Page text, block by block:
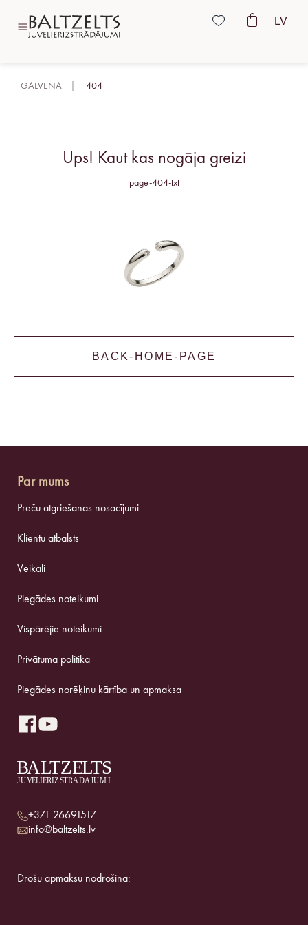
LV
GALVENA 404
Ups! Kaut kas nogāja greizi
page-404-txt
BACK-HOME-PAGE
Par mums
Preču atgriešanas nosacījumi
Klientu atbalsts
Veikali
Piegādes noteikumi
Vispārējie noteikumi
Privātuma politika
Piegādes norēķinu kārtība un apmaksa
+371 26691517
info@baltzelts.lv
Drošu apmaksu nodrošina: